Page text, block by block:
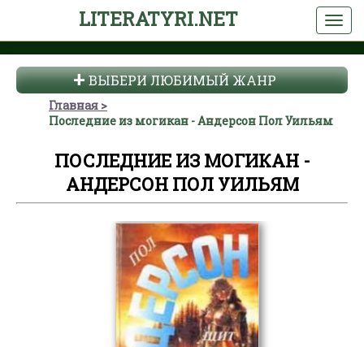
LITERATYRI.NET
ВЫБЕРИ ЛЮБИМЫЙ ЖАНР
Главная
Последние из могикан - Андерсон Пол Уильям
ПОСЛЕДНИЕ ИЗ МОГИКАН -
АНДЕРСОН ПОЛ УИЛЬЯМ